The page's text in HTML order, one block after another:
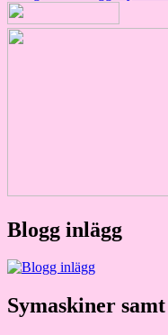
Blogg inlägg
Symaskiner